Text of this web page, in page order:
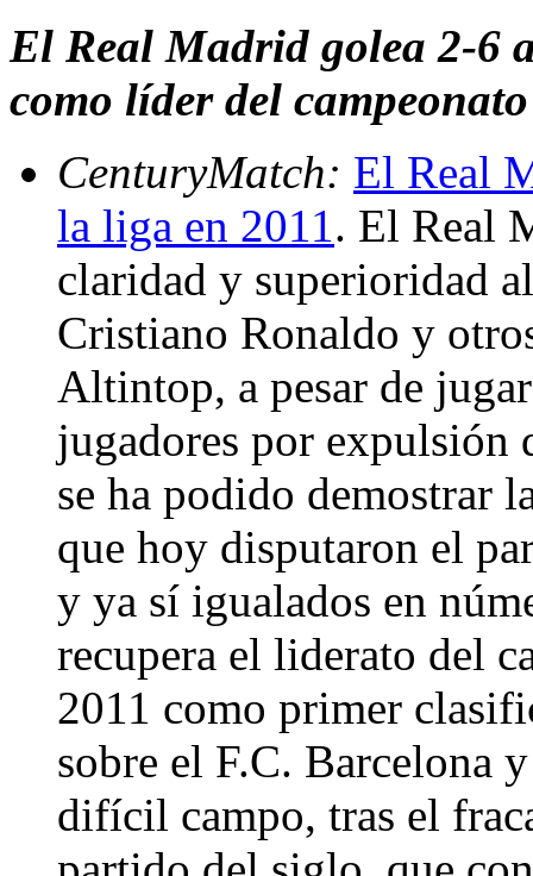
El Real Madrid golea 2-6
como líder del campeonato
CenturyMatch: El Real
la liga en 2011 . El Real
claridad y superioridad
Cristiano Ronaldo y
Altintop, a pesar de
jugadores por expulsión
se ha podido demostrar
que hoy disputaron el
y ya sí igualados en
recupera el liderato del
2011 como primer
sobre el F.C. Barcelona
difícil campo, tras el